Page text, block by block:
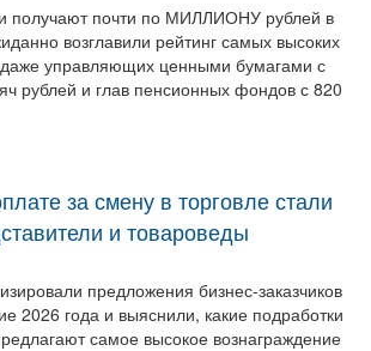
получают почти по МИЛЛИОНУ рублей в
возглавили рейтинг самых высоких
управляющих ценными бумагами с
рублей и глав пенсионных фондов с 820
за смену в торговле стали
и товароведы
предложения бизнес-заказчиков
2026 года и выяснили, какие подработки
самое высокое вознаграждение